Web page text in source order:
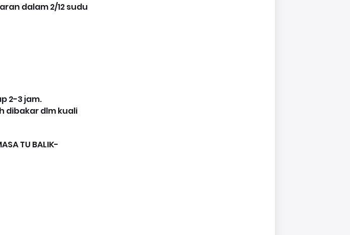
dalam 2/12 sudu
2-3 jam.
dibakar dlm kuali
TU BALIK-